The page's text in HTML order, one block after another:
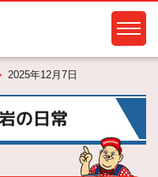
2025年12月7日
の日常